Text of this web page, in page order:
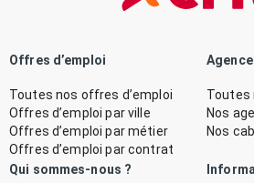
Offres d’emploi
Toutes nos offres d’emploi
Offres d’emploi par ville
Offres d’emploi par métier
Offres d’emploi par contrat
Toutes
Nos
Nos
Qui sommes-nous ?